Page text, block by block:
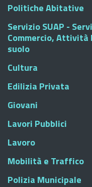
Politiche Abitative
Servizio SUAP -
Commercio, Attività
suolo
Cultura
Edilizia Privata
Giovani
Lavori Pubblici
Lavoro
Mobilità e Traffico
Polizia Municipale